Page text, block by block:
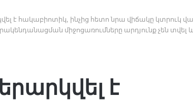
է հակաբիոտիկ, ինչից հետո նրա վիճակը կտրուկ
միջոցառումները արդյունք չեն տվել և
է